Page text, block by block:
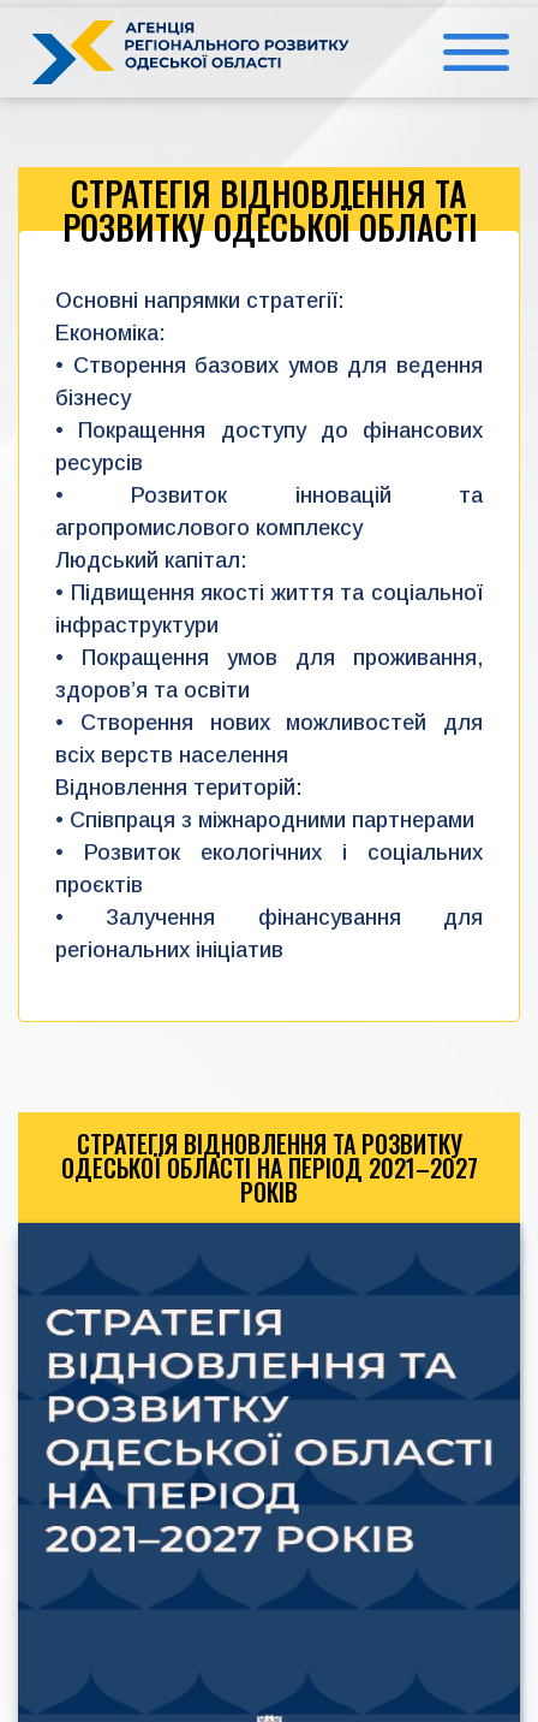
вмісту
СТРАТЕГІЯ ВІДНОВЛЕННЯ ТА
РОЗВИТКУ ОДЕСЬКОЇ ОБЛАСТІ
Основні напрямки стратегії:
Економіка:
• Створення базових умов для ведення
бізнесу
• Покращення доступу до фінансових
ресурсів
• Розвиток інновацій та
агропромислового комплексу
Людський капітал:
• Підвищення якості життя та соціальної
інфраструктури
• Покращення умов для проживання,
здоров’я та освіти
• Створення нових можливостей для
всіх верств населення
Відновлення територій:
• Співпраця з міжнародними партнерами
• Розвиток екологічних і соціальних
проєктів
• Залучення фінансування для
регіональних ініціатив
СТРАТЕГІЯ ВІДНОВЛЕННЯ ТА РОЗВИТКУ
ОДЕСЬКОЇ ОБЛАСТІ НА ПЕРІОД 2021–2027
РОКІВ